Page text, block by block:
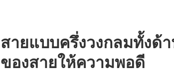
สายแบบครึ่งวงกลมทั้งด้
ของสายให้ความพอดี